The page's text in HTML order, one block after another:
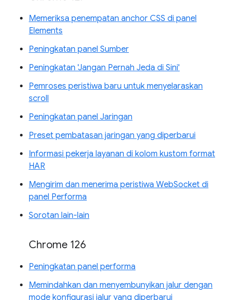
Memeriksa penempatan anchor CSS di panel
Elements
Peningkatan panel Sumber
Peningkatan 'Jangan Pernah Jeda di Sini'
Pemroses peristiwa baru untuk menyelaraskan
scroll
Peningkatan panel Jaringan
Preset pembatasan jaringan yang diperbarui
Informasi pekerja layanan di kolom kustom format
HAR
Mengirim dan menerima peristiwa WebSocket di
panel Performa
Sorotan lain-lain
Chrome 126
Peningkatan panel performa
Memindahkan dan menyembunyikan jalur dengan
mode konfigurasi jalur yang diperbarui